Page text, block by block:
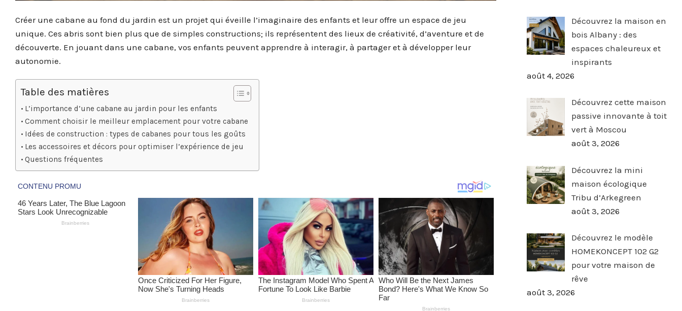
Créer une cabane au fond du jardin est un projet qui éveille l’imaginaire des enfants et leur offre un espace de jeu
unique. Ces abris sont bien plus que de simples constructions; ils représentent des lieux de créativité, d’aventure et de
découverte. En jouant dans une cabane, vos enfants peuvent apprendre à interagir, à partager et à développer leur
autonomie.
Table des matières
L’importance d’une cabane au jardin pour les enfants
Comment choisir le meilleur emplacement pour votre cabane
Idées de construction : types de cabanes pour tous les goûts
Les accessoires et décors pour optimiser l’expérience de jeu
Questions fréquentes
Découvrez la maison en
bois Albany : des
espaces chaleureux et
inspirants
août 4, 2026
Découvrez cette maison
passive innovante à toit
vert à Moscou
août 3, 2026
Découvrez la mini
maison écologique
Tribu d’Arkegreen
août 3, 2026
Découvrez le modèle
HOMEKONCEPT 102 G2
pour votre maison de
rêve
août 3, 2026